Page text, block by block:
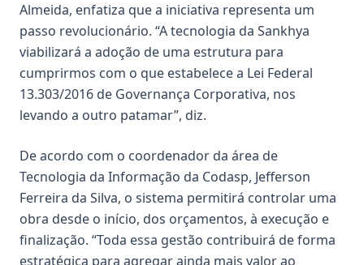
Almeida, enfatiza que a iniciativa representa um
passo revolucionário. “A tecnologia da Sankhya
viabilizará a adoção de uma estrutura para
cumprirmos com o que estabelece a Lei Federal
13.303/2016 de Governança Corporativa, nos
levando a outro patamar”, diz.
De acordo com o coordenador da área de
Tecnologia da Informação da Codasp, Jefferson
Ferreira da Silva, o sistema permitirá controlar uma
obra desde o início, dos orçamentos, à execução e
finalização. “Toda essa gestão contribuirá de forma
estratégica para agregar ainda mais valor ao